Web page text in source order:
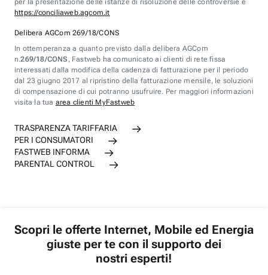
per la presentazione delle istanze di risoluzione delle controversie è
https://conciliaweb.agcom.it
Delibera AGCom 269/18/CONS
In ottemperanza a quanto previsto dalla delibera AGCom
n.269/18/CONS , Fastweb ha comunicato ai clienti di rete fissa
interessati dalla modifica della cadenza di fatturazione per il periodo
dal 23 giugno 2017 al ripristino della fatturazione mensile, le soluzioni
di compensazione di cui potranno usufruire. Per maggiori informazioni
visita la tua area clienti MyFastweb
TRASPARENZA TARIFFARIA
PER I CONSUMATORI
FASTWEB INFORMA
PARENTAL CONTROL
Scopri le offerte Internet, Mobile ed Energia
giuste per te con il supporto dei
nostri esperti!